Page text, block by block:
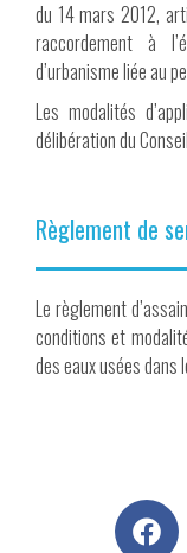
du 14 mars 2012,
raccordement à
d’urbanisme liée au
Les modalités
délibération du
Règlement de
Le règlement
conditions et
des eaux usées dans